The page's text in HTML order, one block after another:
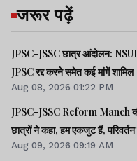
जरूर पढ़ें
JPSC-JSSC छात्र आंदोलन: NSUI
JPSC रद्द करने समेत कई मांगें शामिल
Aug 08, 2026 01:22 PM
JPSC-JSSC Reform Manch
छात्रों ने कहा, हम एकजुट हैं,
Aug 09, 2026 09:19 AM